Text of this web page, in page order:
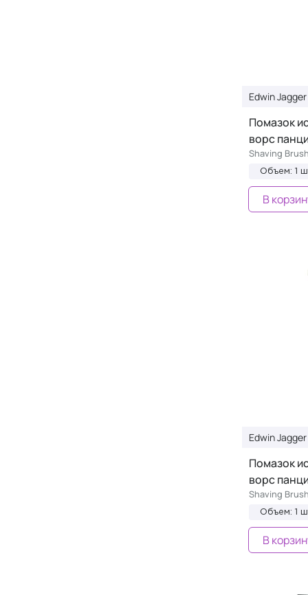
Edwin Jagger
Помазок
ворс
Shaving
Объем: 1
В
Edwin Jagger
Помазок
ворс
Shaving
Объем: 1
В